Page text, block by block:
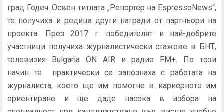
град Годеч. Освен титлата „Репортер на EspressoNews“,
те получиха и редица други награди от партньори на
проекта. През 2017 г. победителят и най-добрите
участници получиха журналистически стажове в БНТ,
телевизия Bulgaria ON AIR и радио FM+. По този
начин те практически се запознаха с работата на
журналиста, което ще им помогне в кариерното им
ориентиране и ще даде насока в избора на